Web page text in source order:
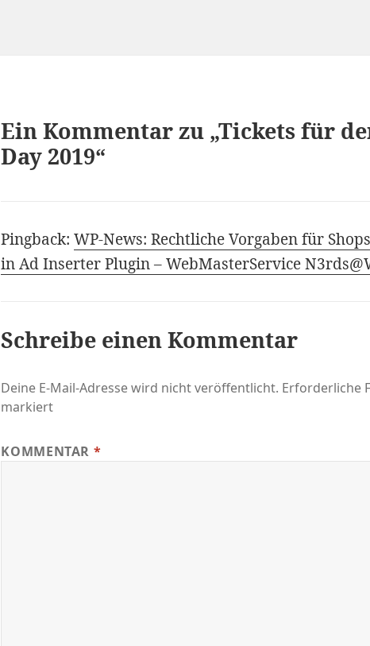
Ein Kommentar zu „Tickets für
Day 2019“
Pingback:WP-News: Rechtliche Vorgaben für
in Ad Inserter Plugin – WebMasterService
Schreibe einen Kommentar
Deine E-Mail-Adresse wird nicht veröffentlicht. Erforderliche
markiert
KOMMENTAR *